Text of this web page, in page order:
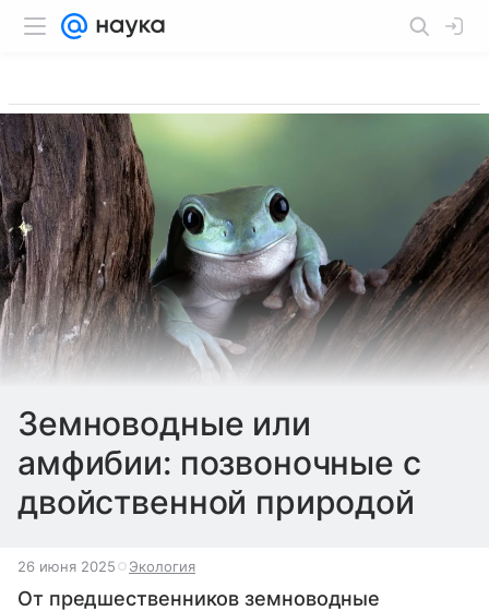
Земноводные или
амфибии: позвоночные с
двойственной природой
26 июня 2025 Экология
От предшественников земноводные